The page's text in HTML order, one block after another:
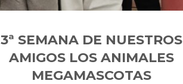
3ª SEMANA DE NUESTROS
AMIGOS LOS ANIMALES
MEGAMASCOTAS